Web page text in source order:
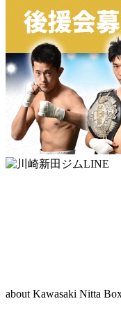
about Kawasaki Nitta